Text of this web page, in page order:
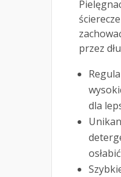
przez
dla